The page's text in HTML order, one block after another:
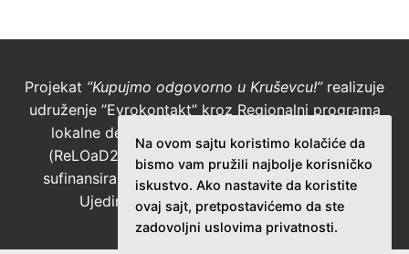
Projekat ’’Kupujmo odgovorno u Kruševcu!’’ realizuje
udruženje ’’Evrokontakt’’ kroz Regionalni programa
lokalne demokratije na Zapadnom Balkanu 2
(ReLOaD2) koji finansira Evropska unija (EU),
sufinansira grad Kruševac, a sprovodi Program
Ujedinjenih nacija za razvoj (UNDP).
Na ovom sajtu koristimo kolačiće da
bismo vam pružili najbolje korisničko
iskustvo. Ako nastavite da koristite
ovaj sajt, pretpostavićemo da ste
zadovoljni uslovima privatnosti.